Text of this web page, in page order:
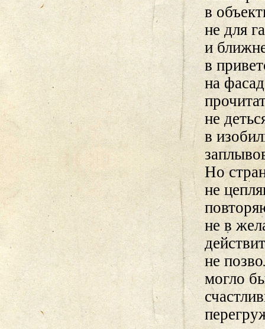
в
не для
и
в
на
не
в
Но
не
не в
не
могло